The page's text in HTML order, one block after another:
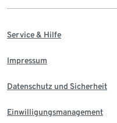
Service & Hilfe
Impressum
Datenschutz und Sicherheit
Einwilligungsmanagement